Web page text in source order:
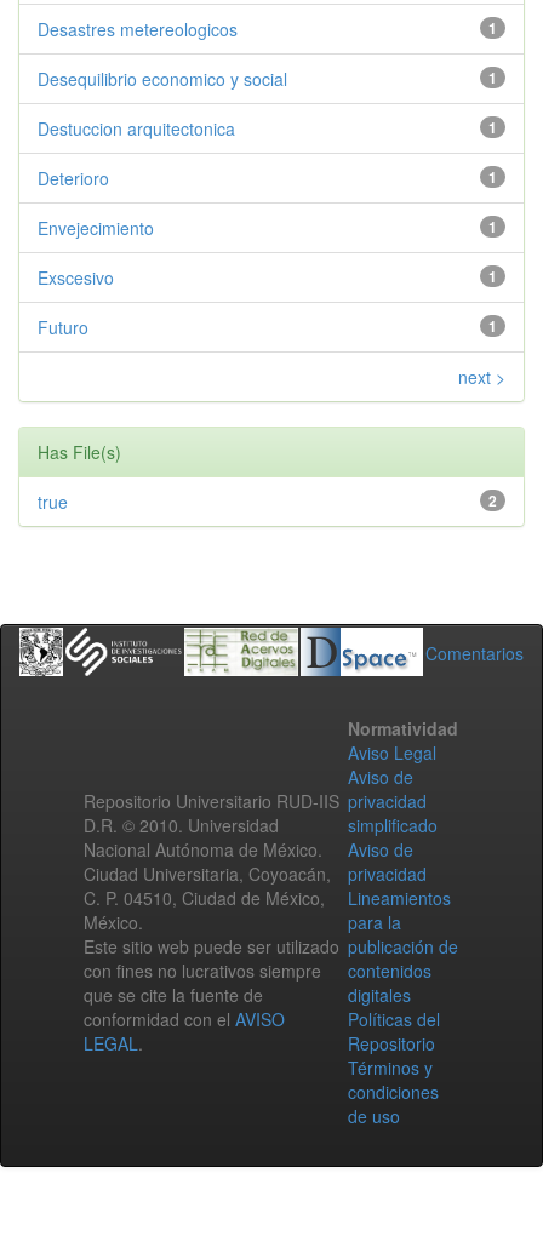
1
Desastres metereologicos
1
Desequilibrio economico y social
1
Destuccion arquitectonica
1
Deterioro
1
Envejecimiento
1
Exscesivo
1
Futuro
next >
Has File(s)
2
true
Comentarios
Repositorio Universitario RUD-IIS
D.R. © 2010. Universidad
Nacional Autónoma de México.
Ciudad Universitaria, Coyoacán,
C. P. 04510, Ciudad de México,
México.
Este sitio web puede ser utilizado
con fines no lucrativos siempre
que se cite la fuente de
conformidad con el AVISO
LEGAL.
Normatividad
Aviso Legal
Aviso de
privacidad
simplificado
Aviso de
privacidad
Lineamientos
para la
publicación de
contenidos
digitales
Políticas del
Repositorio
Términos y
condiciones
de uso